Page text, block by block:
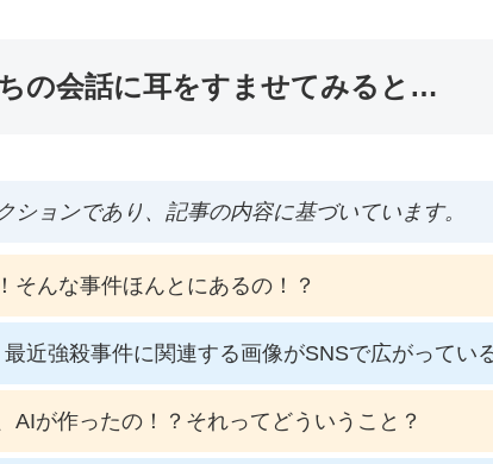
の会話に耳をすませてみると…
ョンであり、記事の内容に基づいています。
そんな事件ほんとにあるの！？
近強殺事件に関連する画像がSNSで広がってい
AIが作ったの！？それってどういうこと？